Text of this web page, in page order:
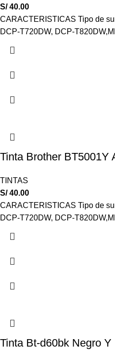
S/40.00
CARACTERISTICAS Tipo de
DCP-T720DW, DCP-
Tinta Brother BT5001Y
TINTAS
S/40.00
CARACTERISTICAS Tipo de
DCP-T720DW, DCP-
Tinta Bt-d60bk Negro Y